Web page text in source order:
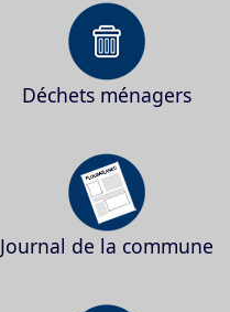
Déchets ménagers
Journal de la commune